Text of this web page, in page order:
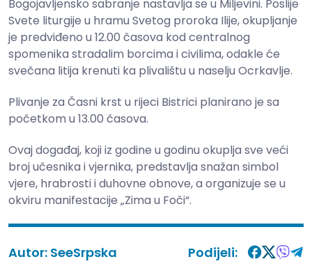
Bogojavljensko sabranje nastavlja se u Miljevini. Poslije
Svete liturgije u hramu Svetog proroka Ilije, okupljanje
je predviđeno u 12.00 časova kod centralnog
spomenika stradalim borcima i civilima, odakle će
svečana litija krenuti ka plivalištu u naselju Ocrkavlje.
Plivanje za Časni krst u rijeci Bistrici planirano je sa
početkom u 13.00 časova.
Ovaj događaj, koji iz godine u godinu okuplja sve veći
broj učesnika i vjernika, predstavlja snažan simbol
vjere, hrabrosti i duhovne obnove, a organizuje se u
okviru manifestacije „Zima u Foči“.
Autor: SeeSrpska Podijeli: